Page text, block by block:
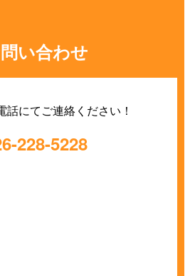
い合わせ
話にてご連絡ください！
228-5228